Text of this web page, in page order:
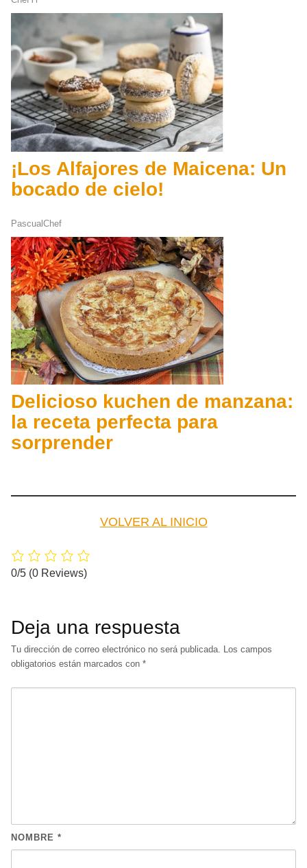
¡Los Alfajores de Maicena: Un
bocado de cielo!
PascualChef
Delicioso kuchen de manzana:
la receta perfecta para
sorprender
VOLVER AL INICIO
0/5 (0 Reviews)
Deja una respuesta
Tu dirección de correo electrónico no será publicada.
Los campos
obligatorios están marcados con *
NOMBRE *